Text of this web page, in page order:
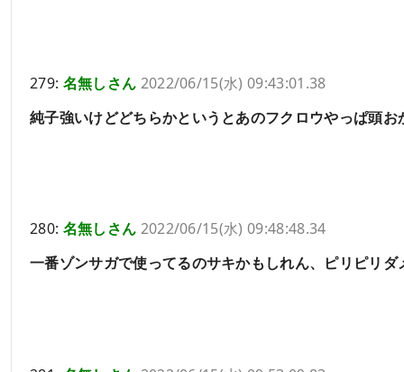
279: 名無しさん 2022/06/15(水) 09:43:01.38
純子強いけどどちらかというとあのフクロウやっぱ頭
280: 名無しさん 2022/06/15(水) 09:48:48.34
一番ゾンサガで使ってるのサキかもしれん、ピリピリ